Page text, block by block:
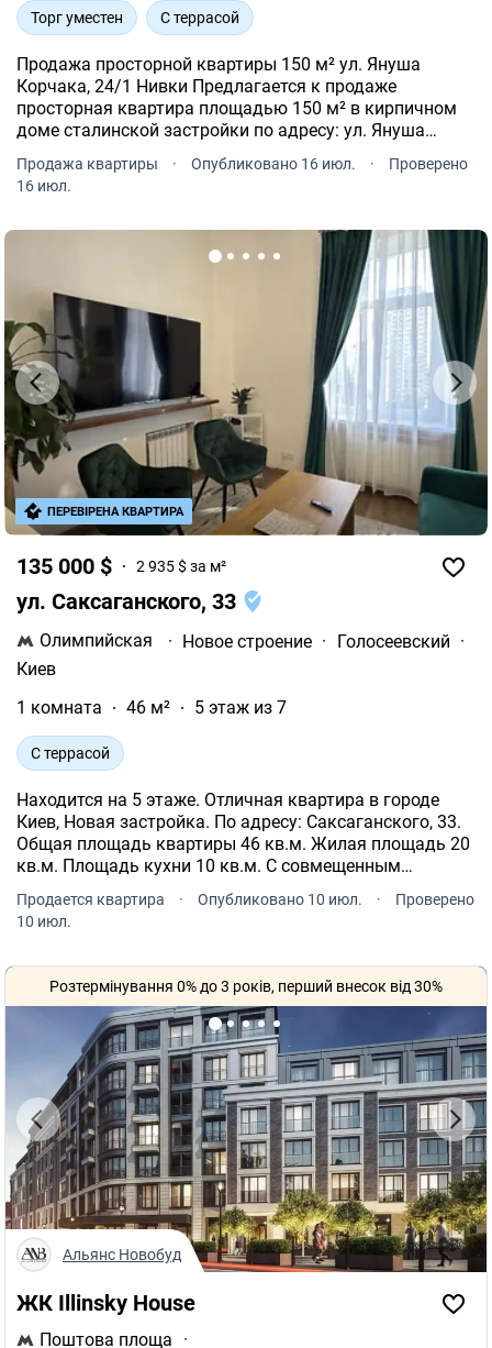
Торг уместен С террасой
Продажа просторной квартиры 150 м² ул. Януша
Корчака, 24/1 Нивки Предлагается к продаже
просторная квартира площадью 150 м² в кирпичном
доме сталинской застройки по адресу: ул. Януша
Продажа квартиры · Опубликовано 16 июл. ·
Проверено
16 июл.
135 000 $ 2 935 $ за м²
ул. Саксаганского, 33
Олимпийская · Новое строение · Голосеевский ·
Киев
1 комната
46 м² 5 этаж из 7
С террасой
Находится на 5 этаже. Отличная квартира в городе
Киев, Новая застройка. По адресу: Саксаганского, 33.
Общая площадь квартиры 46 кв.м. Жилая площадь 20
кв.м. Площадь кухни 10 кв.м. С совмещенным
санузлом. Сделан дизайнерский ремонт. В квартире
панорамные окна. Отопление централизованное.
Продается квартира · Опубликовано 10 июл. ·
Проверено
10 июл.
ПЕРЕВІРЕНА КВАРТИРА
ЖК Illinsky House
Поштова площа
·
Розтермінування 0% до 3 років, перший внесок від 30%
Альянс Новобуд